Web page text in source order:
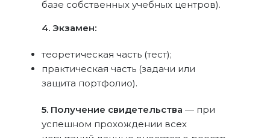
базе собственных учебных центров).
4. Экзамен:
теоретическая часть (тест);
практическая часть (задачи или
защита портфолио).
5. Получение свидетельства — при
успешном прохождении всех